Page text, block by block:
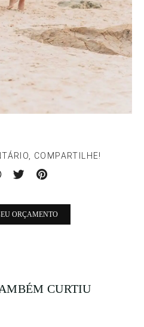
COMPARTILHE!
ORÇAMENTO
CURTIU